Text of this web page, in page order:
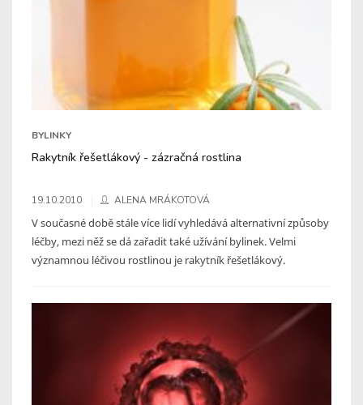
BYLINKY
Rakytník řešetlákový - zázračná rostlina
19.10.2010 ALENA MRÁKOTOVÁ
V současné době stále více lidí vyhledává alternativní způsoby
léčby, mezi něž se dá zařadit také užívání bylinek. Velmi
významnou léčivou rostlinou je rakytník řešetlákový.